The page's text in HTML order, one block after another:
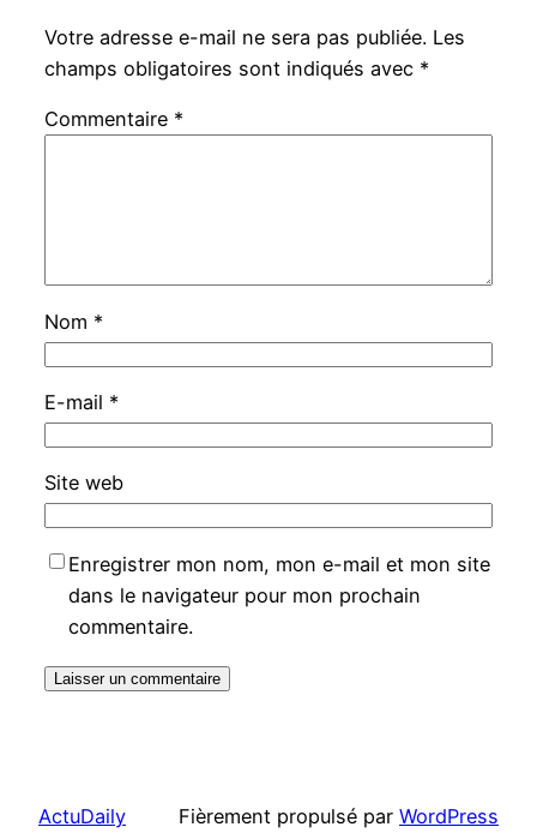
Votre adresse e-mail ne sera pas publiée. Les
champs obligatoires sont indiqués avec *
Commentaire *
Nom *
E-mail *
Site web
Enregistrer mon nom, mon e-mail et mon site
dans le navigateur pour mon prochain
commentaire.
ActuDaily Fièrement propulsé par WordPress